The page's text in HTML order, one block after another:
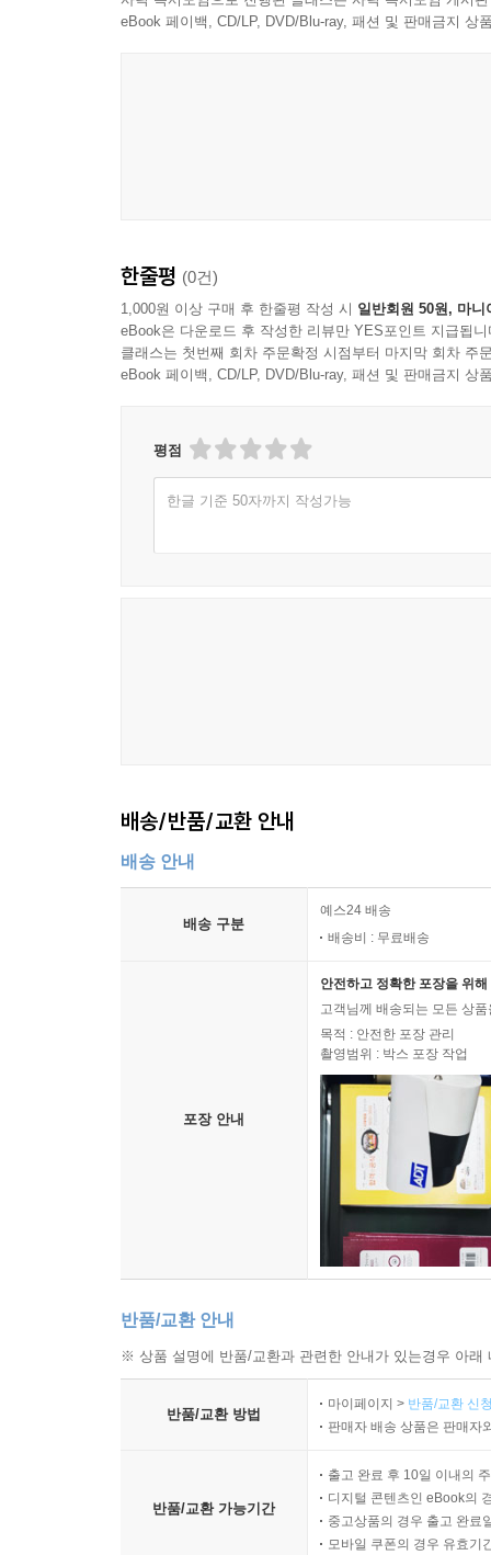
eBook 페이백, CD/LP, DVD/Blu-ray, 패션 및 판매금지 상
한줄평 (0건)
1,000원 이상 구매 후 한줄평 작성 시 일반회원 50원, 마니
eBook은 다운로드 후 작성한 리뷰만 YES포인트 지급됩니
클래스는 첫번째 회차 주문확정 시점부터 마지막 회차 주
eBook 페이백, CD/LP, DVD/Blu-ray, 패션 및 판매금지 상
평점
한글 기준 50자까지 작성가능
배송/반품/교환 안내
배송 안내
배송 구분
예스24 배송
배송비 : 무료배송
포장 안내
안전하고 정확한 포장을 위
고객님께 배송되는 모든 상
목적 : 안전한 포장 관리
촬영범위 : 박스 포장 작업
반품/교환 안내
※ 상품 설명에 반품/교환과 관련한 안내가 있는경우 아
반품/교환 방법
마이페이지 > 반품/교환 신
판매자 배송 상품은 판매자
반품/교환 가능기간
출고 완료 후 10일 이내의
디지털 콘텐츠인 eBook의
중고상품의 경우 출고 완료
모바일 쿠폰의 경우 유효기